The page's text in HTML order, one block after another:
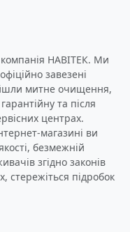
НАВІТЕК. Ми
завезені
митне очищення,
та після
центрах.
магазині ви
безмежній
згідно законів
стережіться підробок